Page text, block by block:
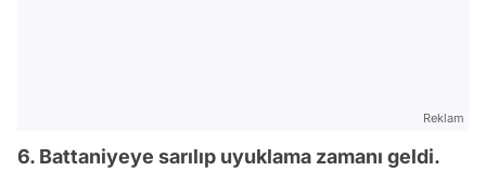
Reklam
6. Battaniyeye sarılıp uyuklama zamanı geldi.